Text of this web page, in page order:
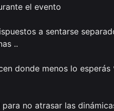
el evento
a sentarse
..
donde menos lo
no atrasar las